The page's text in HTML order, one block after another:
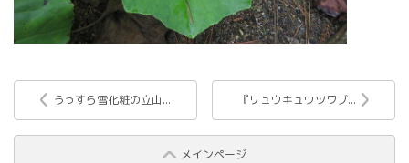
うっすら雪化粧の立山...
メインページ
『リュウキュウツワブ...